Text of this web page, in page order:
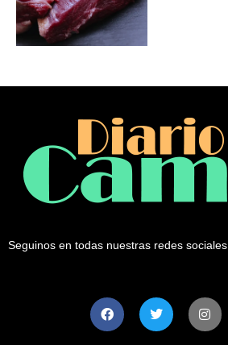
Seguinos en todas nuestras redes sociales